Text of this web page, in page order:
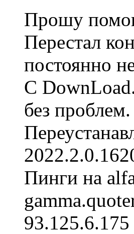
Прошу
Перестал
постоянно
С
без проблем.
Пинги на
93.125.6.175